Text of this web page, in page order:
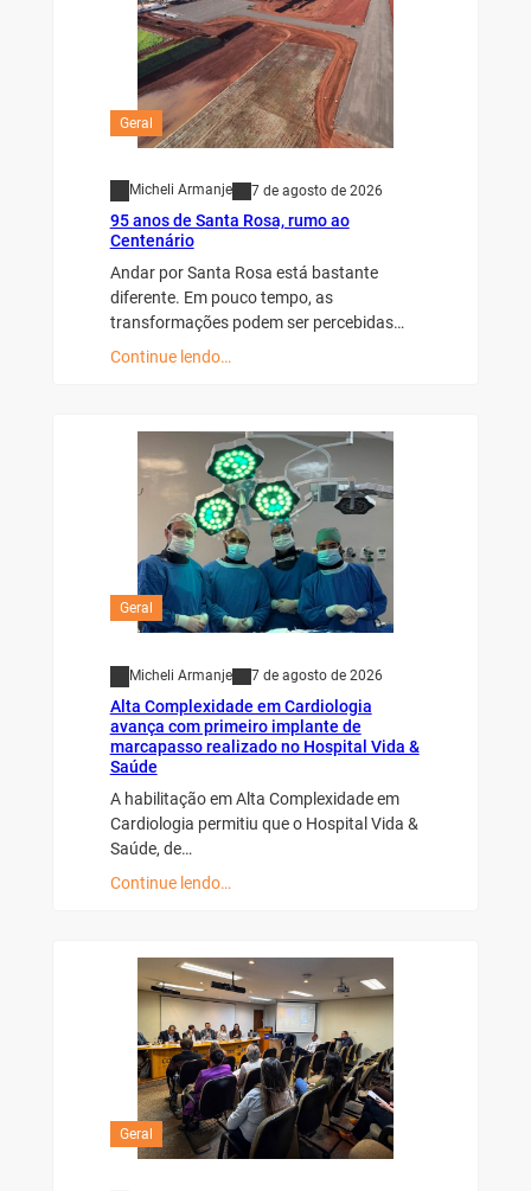
Geral
Micheli Armanje 7 de agosto de 2026
95 anos de Santa Rosa, rumo ao
Centenário
Andar por Santa Rosa está bastante
diferente. Em pouco tempo, as
transformações podem ser percebidas…
Continue lendo…
Geral
Micheli Armanje 7 de agosto de 2026
Alta Complexidade em Cardiologia
avança com primeiro implante de
marcapasso realizado no Hospital Vida &
Saúde
A habilitação em Alta Complexidade em
Cardiologia permitiu que o Hospital Vida &
Saúde, de…
Continue lendo…
Geral